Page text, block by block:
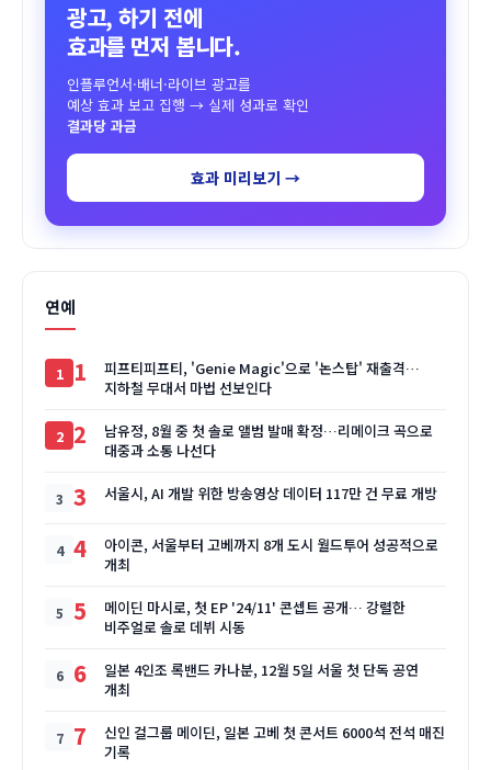
광고, 하기 전에
효과를 먼저 봅니다.
인플루언서·배너·라이브 광고를
예상 효과 보고 집행 → 실제 성과로 확인
결과당 과금
효과 미리보기 →
연예
1
피프티피프티, 'Genie Magic'으로 '논스탑' 재출격…
지하철 무대서 마법 선보인다
2
남유정, 8월 중 첫 솔로 앨범 발매 확정…리메이크 곡으로
대중과 소통 나선다
3 서울시, AI 개발 위한 방송영상 데이터 117만 건 무료 개방
4
아이콘, 서울부터 고베까지 8개 도시 월드투어 성공적으로
개최
5
메이딘 마시로, 첫 EP '24/11' 콘셉트 공개… 강렬한
비주얼로 솔로 데뷔 시동
6
일본 4인조 록밴드 카나분, 12월 5일 서울 첫 단독 공연
개최
7
신인 걸그룹 메이딘, 일본 고베 첫 콘서트 6000석 전석 매진
기록